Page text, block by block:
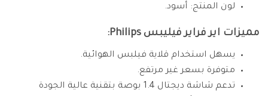
لون المنتج: أسود.
مميزات اير فراير فيليبس Philips:
يسهل استخدام قلاية فيلبس الهوائية.
متوفرة بسعر غير مرتفع.
تدعم شاشة ديجتال 1.4 بوصة بتقنية عالية الجودة